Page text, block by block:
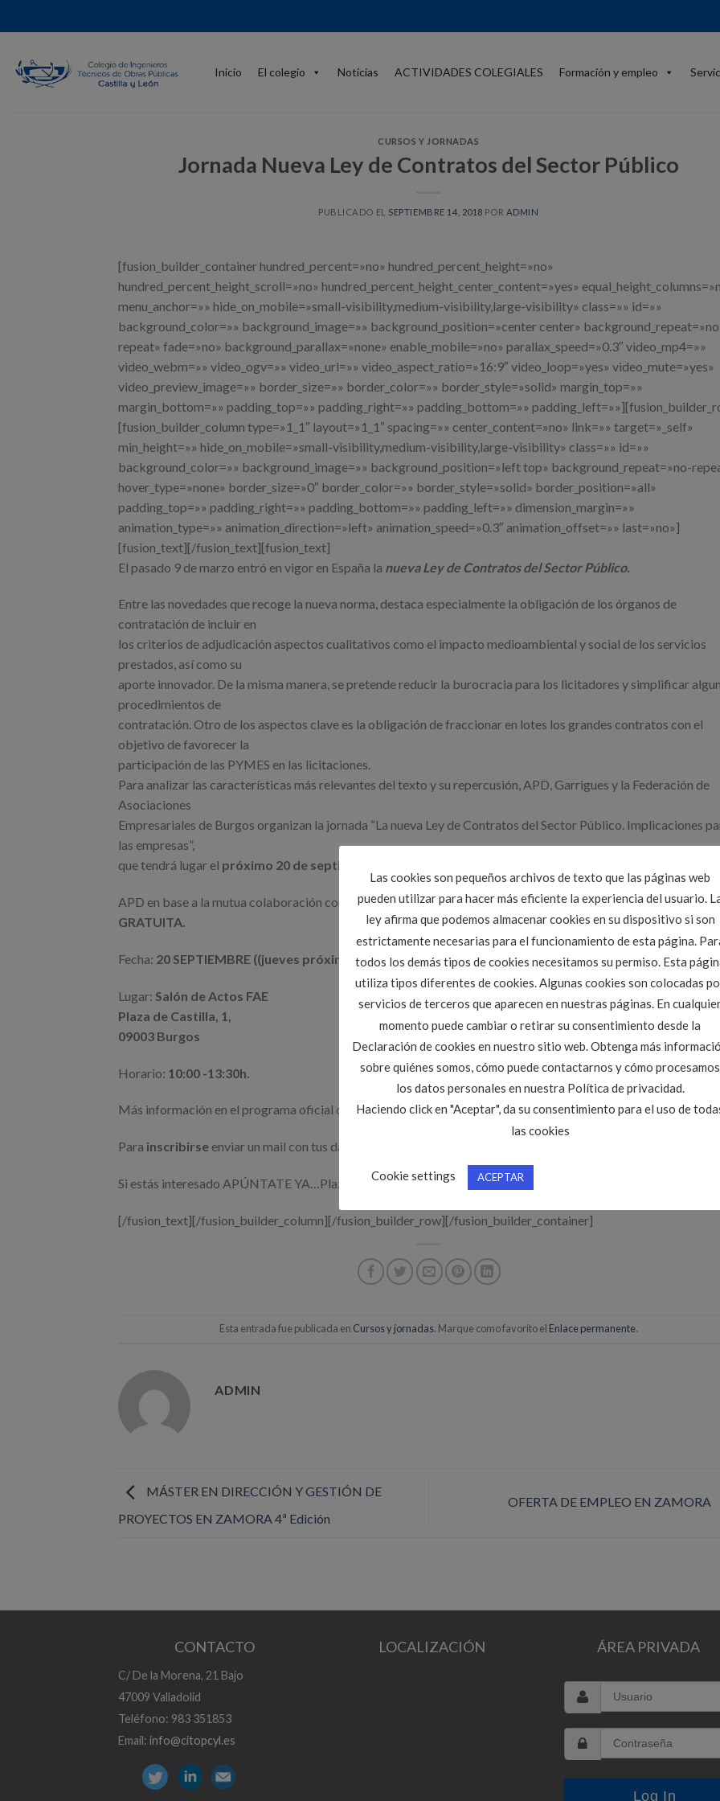
to
Inicio El colegio Noticias ACTIVIDADES COLEGIALES Formación y empleo
CURSOS Y JORNADAS
Jornada Nueva Ley de Contratos del Sector Público
PUBLICADO EL SEPTIEMBRE 14, 2018 POR ADMIN
[fusion_builder_container hundred_percent=»no» hundred_percent_height=»no»
hundred_percent_height_scroll=»no» hundred_percent_height_center_content=»yes»
menu_anchor=»» hide_on_mobile=»small-visibility,medium-visibility,large-visibility» class=»» id=»»
background_color=»» background_image=»» background_position=»center center»
repeat» fade=»no» background_parallax=»none» enable_mobile=»no» parallax_speed=»0.3″ video_mp4=»»
video_webm=»» video_ogv=»» video_url=»» video_aspect_ratio=»16:9″ video_loop=»yes» video_mute=»yes»
video_preview_image=»» border_size=»» border_color=»» border_style=»solid» margin_top=»»
margin_bottom=»» padding_top=»» padding_right=»» padding_bottom=»»
[fusion_builder_column type=»1_1″ layout=»1_1″ spacing=»» center_content=»no» link=»» target=»_self»
min_height=»» hide_on_mobile=»small-visibility,medium-visibility,large-visibility» class=»» id=»»
background_color=»» background_image=»» background_position=»left top» background_repeat=»no-
hover_type=»none» border_size=»0″ border_color=»» border_style=»solid» border_position=»all»
padding_top=»» padding_right=»» padding_bottom=»» padding_left=»» dimension_margin=»»
animation_type=»» animation_direction=»left» animation_speed=»0.3″ animation_offset=»» last=»no»]
[fusion_text][/fusion_text][fusion_text]
El pasado 9 de marzo entró en vigor en España la nueva Ley de Contratos del Sector Público.
Entre las novedades que recoge la nueva norma, destaca especialmente la obligación de los órganos de
contratación de incluir en
los criterios de adjudicación aspectos cualitativos como el impacto medioambiental y social de los servicios
prestados, así como su
aporte innovador. De la misma manera, se pretende reducir la burocracia para los licitadores y simplificar
procedimientos de
contratación. Otro de los aspectos clave es la obligación de fraccionar en lotes los grandes contratos con el
objetivo de favorecer la
participación de las PYMES en las licitaciones.
Para analizar las características más relevantes del texto y su repercusión, APD, Garrigues y la Federación de
Asociaciones
Empresariales de Burgos organizan la jornada “La nueva Ley de Contratos del Sector Público. Implicaciones
las empresas”,
que tendrá lugar el próximo 20 de septiembre en la Federación de Asociaciones Empresariales de
APD en base a la mutua colaboración con CITOPIC de CyL y nos invita a asistir anuestros colegiadosde
GRATUITA.
Fecha: 20 SEPTIEMBRE ((jueves próximo)
Lugar: Salón de Actos FAE
Plaza de Castilla, 1,
09003 Burgos
Horario: 10:00 -13:30h.
Más información en el programa oficial de APD descargableAQUÍ
Para inscribirse enviar un mail con tus datos a
Si estás interesado APÚNTATE YA…Plazas limitadas
[/fusion_text][/fusion_builder_column][/fusion_builder_row][/fusion_builder_container]
Esta entrada fue publicada en Cursos y jornadas. Marque como favorito el Enlace permanente.
ADMIN
MÁSTER EN DIRECCIÓN Y GESTIÓN DE
PROYECTOS EN ZAMORA 4ª Edición
OFERTA DE EMPLEO EN ZAMORA
CONTACTO
C/ De la Morena, 21 Bajo
47009 Valladolid
Teléfono: 983 351853
Email: info@citopcyl.es
LOCALIZACIÓN ÁREA PRIVADA
Las cookies son pequeños archivos de texto que las páginas web
pueden utilizar para hacer más eficiente la experiencia del usuario.
ley afirma que podemos almacenar cookies en su dispositivo si son
estrictamente necesarias para el funcionamiento de esta página.
todos los demás tipos de cookies necesitamos su permiso. Esta
utiliza tipos diferentes de cookies. Algunas cookies son colocadas
servicios de terceros que aparecen en nuestras páginas. En
momento puede cambiar o retirar su consentimiento desde la
Declaración de cookies en nuestro sitio web. Obtenga más
sobre quiénes somos, cómo puede contactarnos y cómo procesamos
los datos personales en nuestra Política de privacidad.
Haciendo click en "Aceptar", da su consentimiento para el uso de
las cookies
Cookie settings ACEPTAR